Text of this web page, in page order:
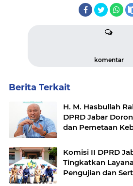
komentar
Berita Terkait
H. M. Hasbullah
DPRD Jabar
dan Pemetaan
Komisi II DPRD
Tingkatkan
Pengujian dan